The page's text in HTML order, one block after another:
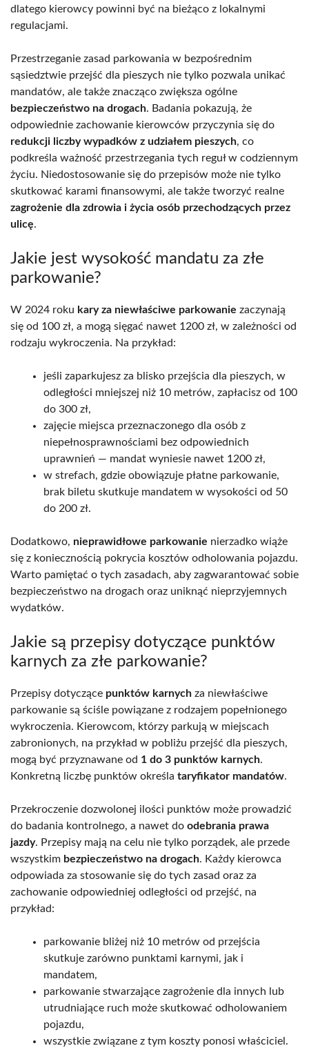
dlatego kierowcy powinni być na bieżąco z lokalnymi
regulacjami.
Przestrzeganie zasad parkowania w bezpośrednim
sąsiedztwie przejść dla pieszych nie tylko pozwala unikać
mandatów, ale także znacząco zwiększa ogólne
bezpieczeństwo na drogach. Badania pokazują, że
odpowiednie zachowanie kierowców przyczynia się do
redukcji liczby wypadków z udziałem pieszych, co
podkreśla ważność przestrzegania tych reguł w codziennym
życiu. Niedostosowanie się do przepisów może nie tylko
skutkować karami finansowymi, ale także tworzyć realne
zagrożenie dla zdrowia i życia osób przechodzących przez
ulicę.
Jakie jest wysokość mandatu za złe
parkowanie?
W 2024 roku kary za niewłaściwe parkowanie zaczynają
się od 100 zł, a mogą sięgać nawet 1200 zł, w zależności od
rodzaju wykroczenia. Na przykład:
jeśli zaparkujesz za blisko przejścia dla pieszych, w
odległości mniejszej niż 10 metrów, zapłacisz od 100
do 300 zł,
zajęcie miejsca przeznaczonego dla osób z
niepełnosprawnościami bez odpowiednich
uprawnień — mandat wyniesie nawet 1200 zł,
w strefach, gdzie obowiązuje płatne parkowanie,
brak biletu skutkuje mandatem w wysokości od 50
do 200 zł.
Dodatkowo, nieprawidłowe parkowanie nierzadko wiąże
się z koniecznością pokrycia kosztów odholowania pojazdu.
Warto pamiętać o tych zasadach, aby zagwarantować sobie
bezpieczeństwo na drogach oraz uniknąć nieprzyjemnych
wydatków.
Jakie są przepisy dotyczące punktów
karnych za złe parkowanie?
Przepisy dotyczące punktów karnych za niewłaściwe
parkowanie są ściśle powiązane z rodzajem popełnionego
wykroczenia. Kierowcom, którzy parkują w miejscach
zabronionych, na przykład w pobliżu przejść dla pieszych,
mogą być przyznawane od 1 do 3 punktów karnych.
Konkretną liczbę punktów określa taryfikator mandatów.
Przekroczenie dozwolonej ilości punktów może prowadzić
do badania kontrolnego, a nawet do odebrania prawa
jazdy. Przepisy mają na celu nie tylko porządek, ale przede
wszystkim bezpieczeństwo na drogach. Każdy kierowca
odpowiada za stosowanie się do tych zasad oraz za
zachowanie odpowiedniej odległości od przejść, na
przykład:
parkowanie bliżej niż 10 metrów od przejścia
skutkuje zarówno punktami karnymi, jak i
mandatem,
parkowanie stwarzające zagrożenie dla innych lub
utrudniające ruch może skutkować odholowaniem
pojazdu,
wszystkie związane z tym koszty ponosi właściciel.